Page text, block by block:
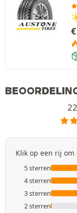
€
Klik op een rij
5 sterren
4 sterren
3 sterren
2 sterren